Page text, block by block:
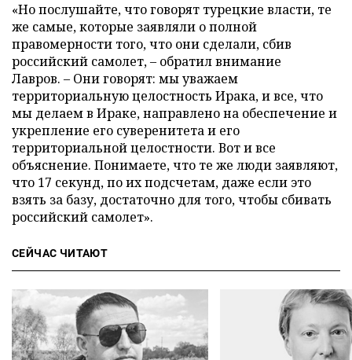
«Но послушайте, что говорят турецкие власти, те
же самые, которые заявляли о полной
правомерности того, что они сделали, сбив
российский самолет, – обратил внимание
Лавров. – Они говорят: мы уважаем
территориальную целостность Ирака, и все, что
мы делаем в Ираке, направлено на обеспечение и
укрепление его суверенитета и его
территориальной целостности. Вот и все
объяснение. Понимаете, что те же люди заявляют,
что 17 секунд, по их подсчетам, даже если это
взять за базу, достаточно для того, чтобы сбивать
российский самолет».
СЕЙЧАС ЧИТАЮТ